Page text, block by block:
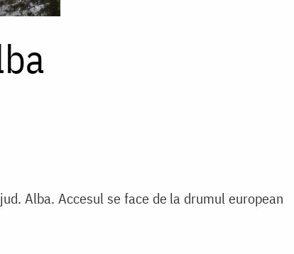
Alba. Accesul se face de la drumul european